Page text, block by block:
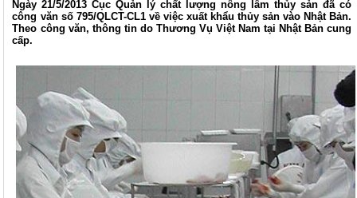
Ngày 21/5/2013 Cục Quản lý chất lượng nông lâm thủy sản đã có
công văn số 795/QLCT-CL1 về việc xuất khẩu thủy sản vào Nhật Bản.
Theo công văn, thông tin do Thương Vụ Việt Nam tại Nhật Bản cung
cấp.